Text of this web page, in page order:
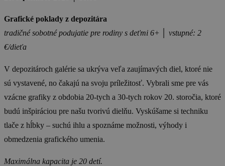
Grafické poklady z depozitára
tradičné sobotné podujatie pre rodiny s deťmi 6+ │ vstupné: 2
€/dieťa
V depozitároch galérie sa ukrýva veľa zaujímavých diel, ktoré nie
sú vystavené, no čakajú na svoju príležitosť. Vybrali sme pre vás
vzácne grafiky z obdobia 20-tych a 30-tych rokov 20. storočia, ktoré
budú inšpiráciou pre našu tvorivú dielňu. Vyskúšame si techniku
tlače z hĺbky – suchú ihlu a spoznáme možnosti, výhody i
obmedzenia grafického umenia.
Maximálna kapacita je 20 detí.